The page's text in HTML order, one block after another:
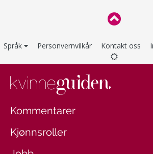
Språk Personvernvilkår Kontakt oss
Kommentarer
Kjønnsroller